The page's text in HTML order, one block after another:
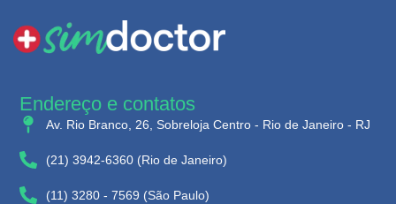
Endereço e contatos
Av. Rio Branco, 26, Sobreloja Centro - Rio de Janeiro - RJ
(21) 3942-6360 (Rio de Janeiro)
(11) 3280 - 7569 (São Paulo)